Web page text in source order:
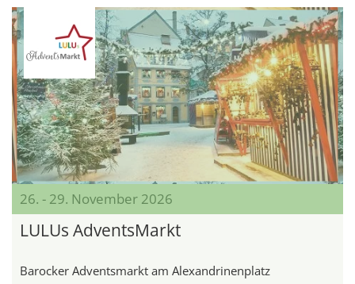
26. - 29. November 2026
LULUs AdventsMarkt
Barocker Adventsmarkt am Alexandrinenplatz